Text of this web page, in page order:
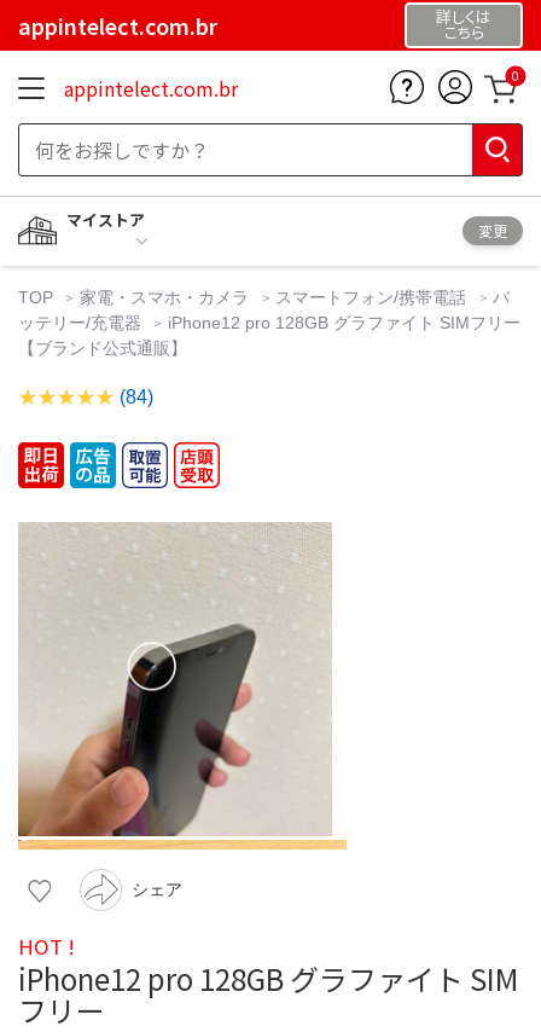
appintelect.com.br 詳しくは
こちら
appintelect.com.br 0
マイストア
変更
TOP 家電・スマホ・カメラ スマートフォン/携帯電話
バ
ッテリー/充電器
iPhone12 pro 128GB グラファイト SIMフリー
【ブランド公式通販】
(84)
シェア
HOT !
iPhone12 pro 128GB グラファイト SIM
フリー